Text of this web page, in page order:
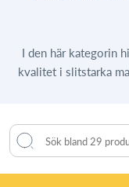
I den här kategorin
kvalitet i slitstarka